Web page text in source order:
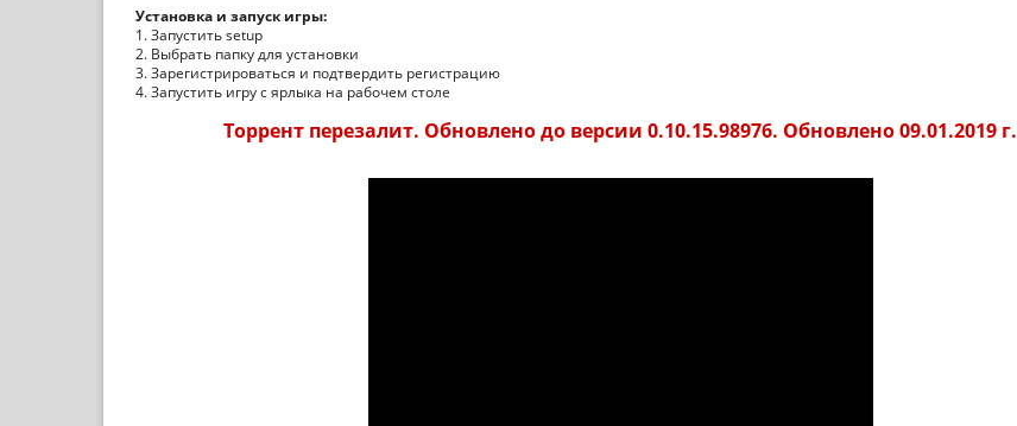
Установка и запуск игры:
1. Запустить setup
2. Выбрать папку для установки
3. Зарегистрироваться и подтвердить регистрацию
4. Запустить игру с ярлыка на рабочем столе
Торрент перезалит. Обновлено до версии 0.10.15.98976. Обновлено 09.01.2019 г.